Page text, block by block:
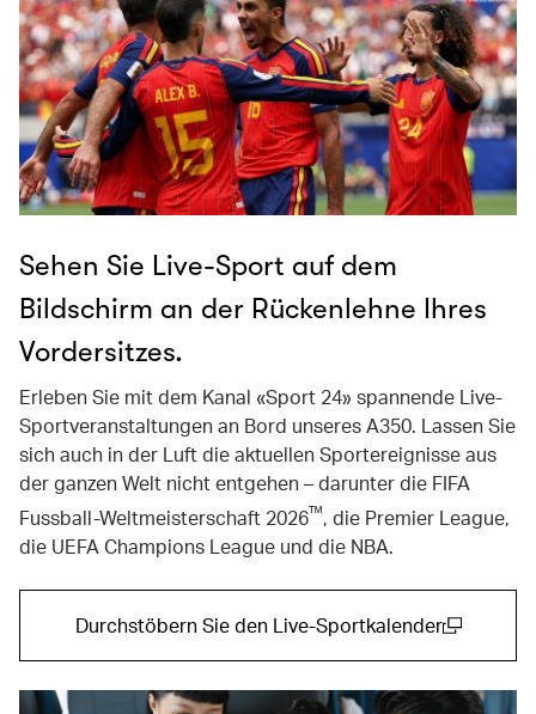
Sehen Sie Live-Sport auf dem
Bildschirm an der Rückenlehne Ihres
Vordersitzes.
Erleben Sie mit dem Kanal «Sport 24» spannende Live-
Sportveranstaltungen an Bord unseres A350. Lassen Sie
sich auch in der Luft die aktuellen Sportereignisse aus
der ganzen Welt nicht entgehen – darunter die FIFA
Fussball-Weltmeisterschaft 2026™, die Premier League,
die UEFA Champions League und die NBA.
Durchstöbern Sie den Live-Sportkalender